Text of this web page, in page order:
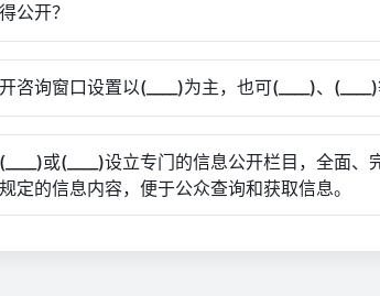
公开？
咨询窗口设置以(____)为主，也可(____)、(____)
或(____)设立专门的信息公开栏目，全面、
定的信息内容，便于公众查询和获取信息。